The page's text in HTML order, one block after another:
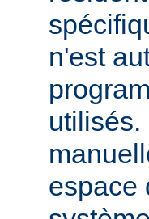
n'est
espace